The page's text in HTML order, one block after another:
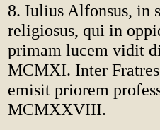
8. Iulius Alfonsus, in
religiosus, qui in
primam lucem vidit
MCMXI. Inter
emisit priorem
MCMXXVIII.